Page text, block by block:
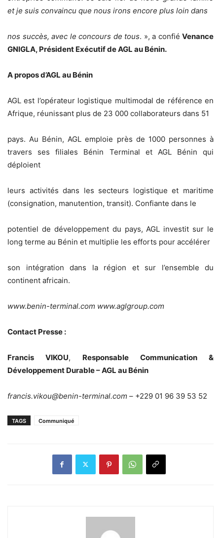
et je suis convaincu que nous irons encore plus loin dans
nos succès, avec le concours de tous. », a confié Venance
GNIGLA, Président Exécutif de AGL au Bénin.
A propos d’AGL au Bénin
AGL est l’opérateur logistique multimodal de référence en
Afrique, réunissant plus de 23 000 collaborateurs dans 51
pays. Au Bénin, AGL emploie près de 1000 personnes à
travers ses filiales Bénin Terminal et AGL Bénin qui
déploient
leurs activités dans les secteurs logistique et maritime
(consignation, manutention, transit). Confiante dans le
potentiel de développement du pays, AGL investit sur le
long terme au Bénin et multiplie les efforts pour accélérer
son intégration dans la région et sur l’ensemble du
continent africain.
www.benin-terminal.com www.aglgroup.com
Contact Presse :
Francis VIKOU, Responsable Communication &
Développement Durable– AGL au Bénin
francis.vikou@benin-terminal.com – +229 01 96 39 53 52
TAGS Communiqué